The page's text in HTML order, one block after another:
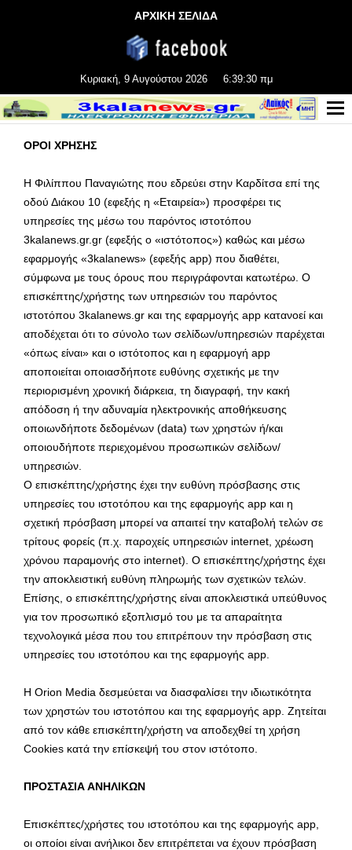
ΑΡΧΙΚΗ ΣΕΛΙΔΑ
Κυριακή, 9 Αυγούστου 2026 6:39:30 πμ
ΟΡΟΙ ΧΡΗΣΗΣ
Η Φιλίππου Παναγιώτης που εδρεύει στην Καρδίτσα επί της
οδού Διάκου 10 (εφεξής η «Εταιρεία») προσφέρει τις
υπηρεσίες της μέσω του παρόντος ιστοτόπου
3kalanews.gr.gr (εφεξής ο «ιστότοπος») καθώς και μέσω
εφαρμογής «3kalanews» (εφεξής app) που διαθέτει,
σύμφωνα με τους όρους που περιγράφονται κατωτέρω. Ο
επισκέπτης/χρήστης των υπηρεσιών του παρόντος
ιστοτόπου 3kalanews.gr και της εφαρμογής app κατανοεί και
αποδέχεται ότι το σύνολο των σελίδων/υπηρεσιών παρέχεται
«όπως είναι» και ο ιστότοπος και η εφαρμογή app
αποποιείται οποιασδήποτε ευθύνης σχετικής με την
περιορισμένη χρονική διάρκεια, τη διαγραφή, την κακή
απόδοση ή την αδυναμία ηλεκτρονικής αποθήκευσης
οποιωνδήποτε δεδομένων (data) των χρηστών ή/και
οποιουδήποτε περιεχομένου προσωπικών σελίδων/
υπηρεσιών.
O επισκέπτης/χρήστης έχει την ευθύνη πρόσβασης στις
υπηρεσίες του ιστοτόπου και της εφαρμογής app και η
σχετική πρόσβαση μπορεί να απαιτεί την καταβολή τελών σε
τρίτους φορείς (π.χ. παροχείς υπηρεσιών internet, χρέωση
χρόνου παραμονής στο internet). Ο επισκέπτης/χρήστης έχει
την αποκλειστική ευθύνη πληρωμής των σχετικών τελών.
Επίσης, ο επισκέπτης/χρήστης είναι αποκλειστικά υπεύθυνος
για τον προσωπικό εξοπλισμό του με τα απαραίτητα
τεχνολογικά μέσα που του επιτρέπουν την πρόσβαση στις
υπηρεσίες του ιστοτόπου και της εφαρμογής app.
Η Orion Media δεσμεύεται να διασφαλίσει την ιδιωτικότητα
των χρηστών του ιστοτόπου και της εφαρμογής app. Ζητείται
από τον κάθε επισκέπτη/χρήστη να αποδεχθεί τη χρήση
Cookies κατά την επίσκεψή του στον ιστότοπο.
ΠΡΟΣΤΑΣΙΑ ΑΝΗΛΙΚΩΝ
Επισκέπτες/χρήστες του ιστοτόπου και της εφαρμογής app,
οι οποίοι είναι ανήλικοι δεν επιτρέπεται να έχουν πρόσβαση